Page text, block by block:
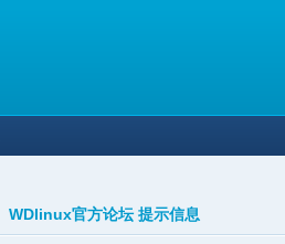
WDlinux官方论坛 提示信息